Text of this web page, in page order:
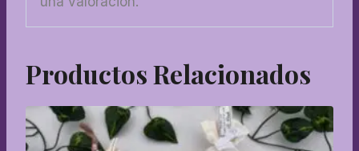
Productos Relacionados